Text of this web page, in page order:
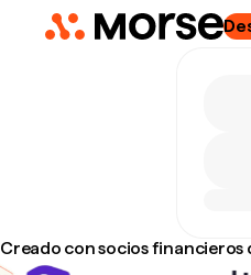
Creado con socios financieros